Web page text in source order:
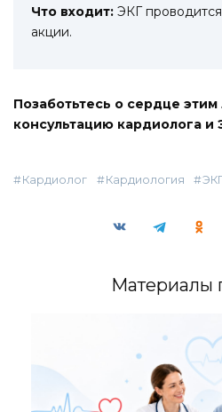
Что входит: ЭКГ
акции.
Позаботьтесь о сердце
консультацию кардиолога и
Кардиолог Кардиология
Материалы